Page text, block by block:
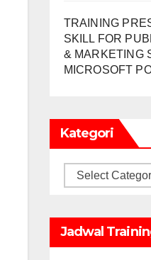
TRAINING
SKILL FOR
& MARKETING
MICROSOFT
Kategori
Kategori
Jadwal